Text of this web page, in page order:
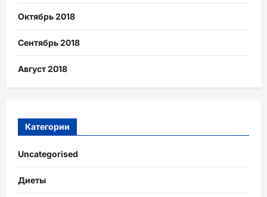
Октябрь 2018
Сентябрь 2018
Август 2018
Категории
Uncategorised
Диеты